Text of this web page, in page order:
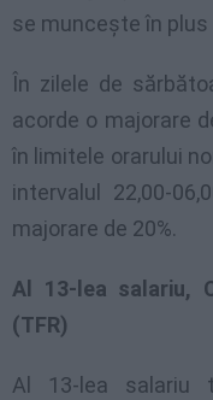
se munceşte în plus
În zilele de
acorde o majorare
în limitele orarului
intervalul 22,00-
majorare de 20%.
Al 13-lea salariu,
(TFR)
Al 13-lea salariu